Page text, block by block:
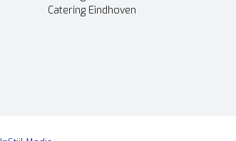
Catering Eindhoven